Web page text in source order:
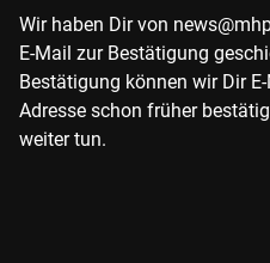
Wir haben Dir von
E-Mail zur Bestätigung
Bestätigung können wir Dir
Adresse schon früher
weiter tun.